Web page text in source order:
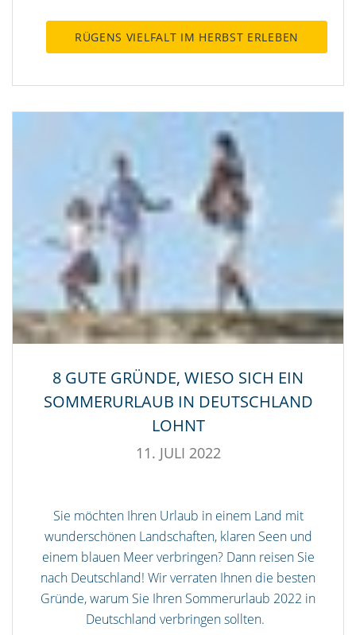
RÜGENS VIELFALT IM HERBST ERLEBEN
8 GUTE GRÜNDE, WIESO SICH EIN
SOMMERURLAUB IN DEUTSCHLAND
LOHNT
11. JULI 2022
Sie möchten Ihren Urlaub in einem Land mit
wunderschönen Landschaften, klaren Seen und
einem blauen Meer verbringen? Dann reisen Sie
nach Deutschland! Wir verraten Ihnen die besten
Gründe, warum Sie Ihren Sommerurlaub 2022 in
Deutschland verbringen sollten.